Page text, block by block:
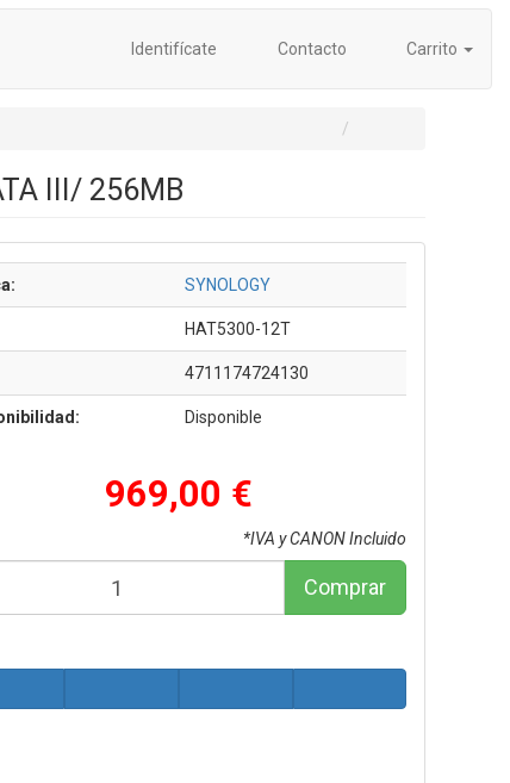
Identifícate Contacto Carrito
III/ 256MB
SYNOLOGY
HAT5300-12T
4711174724130
Disponible
969,00 €
*IVA y CANON Incluido
Comprar